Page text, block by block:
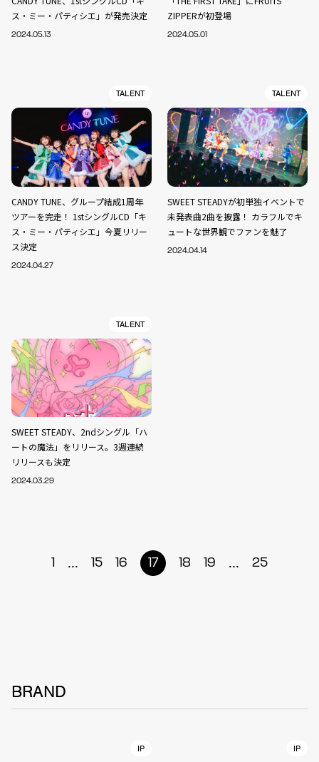
ス・ミー・パティシエ」が発売決定
2024.05.13
ZIPPERが初登場
2024.05.01
TALENT
CANDY TUNE、グループ結成1周年
ツアーを完走！ 1stシングルCD「キ
ス・ミー・パティシエ」今夏リリー
ス決定
2024.04.27
TALENT
SWEET STEADYが初単独イベントで
未発表曲2曲を披露！ カラフルでキ
ュートな世界観でファンを魅了
2024.04.14
TALENT
SWEET STEADY、2ndシングル「ハ
ートの魔法」をリリース。3週連続
リリースも決定
2024.03.29
1 ... 15 16 17 18 19 ... 25
BRAND
IP IP